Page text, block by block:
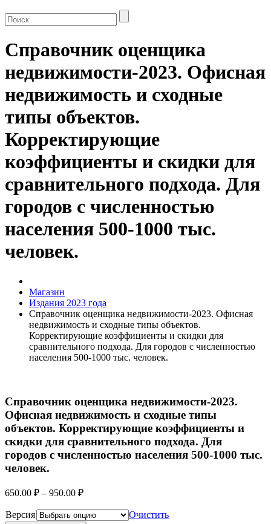
Справочник оценщика
недвижимости-2023. Офисная
недвижимость и сходные
типы объектов.
Корректирующие
коэффициенты и скидки для
сравнительного подхода. Для
городов с численностью
населения 500-1000 тыс.
человек.
Магазин
Издания 2023 года
Справочник оценщика недвижимости-2023. Офисная
недвижимость и сходные типы объектов.
Корректирующие коэффициенты и скидки для
сравнительного подхода. Для городов с численностью
населения 500-1000 тыс. человек.
Справочник оценщика недвижимости-2023.
Офисная недвижимость и сходные типы
объектов. Корректирующие коэффициенты и
скидки для сравнительного подхода. Для
городов с численностью населения 500-1000 тыс.
человек.
650.00 ₽ – 950.00 ₽
Версия Очистить